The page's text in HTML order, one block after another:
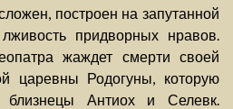
построен на запутанной
придворных нравов.
жаждет смерти своей
царевны Родогуны, которую
Антиох и Селевк.